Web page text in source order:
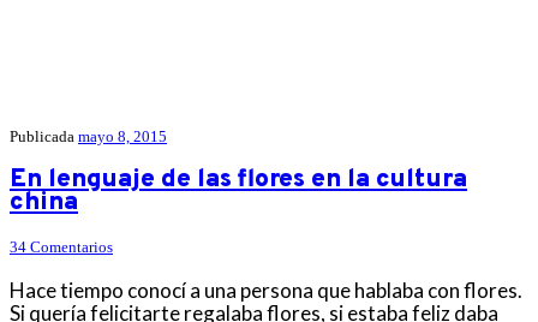
Publicada mayo 8, 2015
En lenguaje de las flores en la cultura
china
34 Comentarios
Hace tiempo conocí a una persona que hablaba con flores.
Si quería felicitarte regalaba flores, si estaba feliz daba